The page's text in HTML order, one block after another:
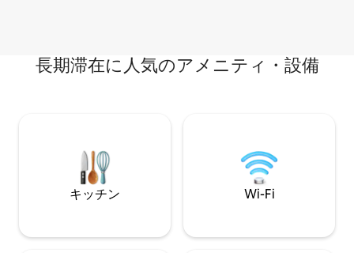
長期滞在に人気のアメニティ・設備
キッチン Wi-Fi